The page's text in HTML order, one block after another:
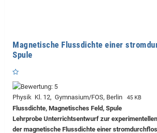
Magnetische Flussdichte einer
Spule
Physik Kl. 12, Gymnasium/FOS, Berlin 45 KB
Flussdichte, Magnetisches Feld, Spule
Lehrprobe Unterrichtsentwurf zur
der magnetische Flussdichte einer